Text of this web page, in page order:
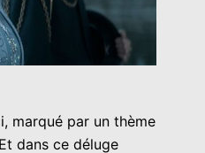
marqué par un thème
dans ce déluge